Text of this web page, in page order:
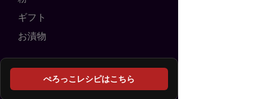
ギフト
お漬物
ぺろっこレシピはこちら